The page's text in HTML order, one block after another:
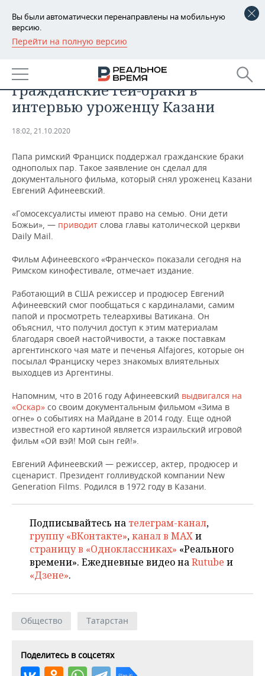
Вы были автоматически перенаправлены на мобильную
версию.
Перейти на полную версию
РЕГИОНЫ
БАШКОРТОСТАН
ТАТАРСТАН
НОВОСТИ
АНАЛИТИКА
ДЕКЛАРАЦИИ О ДОХОДАХ
КОРОЛИ ГОСЗАКАЗА ПФО
КОМУ ПРИНАДЛЕЖАТ
ТОРГОВЫЕ ЦЕНТРЫ
НОВОСТИ ЭКОНОМИКИ
ФИНАНСЫ
БЮДЖЕТ
ИНВЕСТИЦИИ
ПРОМЫШЛЕННОСТЬ
НОВОСТИ
ПРОМЫШЛЕННОСТИ
АГРОПРОМ
МАШИНОСТРОЕНИЕ
НЕФТЕХИМИЯ
НЕФТЬ
ОПК
ЭНЕРГЕТИКА
НЕДВИЖИМОСТЬ
НОВОСТИ АВТО
БИЗНЕС
НОВОСТИ БИЗНЕСА
РОЗНИЧНАЯ ТОРГОВЛЯ
ТРАНСПОРТ
УСЛУГИ
ТЕХНОЛОГИИ
НОВОСТИ ТЕХНОЛОГИЙ
IT
МЕДИА
ТЕЛЕКОММУНИКАЦИИ
МЕРОПРИЯТИЯ
НОВОСТИ МЕРОПРИЯТИЙ
ВЫЕЗДНАЯ РЕДАКЦИЯ
БИЗНЕС-БРАНЧИ
ONLINE-КОНФЕРЕНЦИИ
ОТКРЫТАЯ ЛЕКЦИЯ
СПОРТ
НОВОСТИ СПОРТА
ФУТБОЛ
ХОККЕЙ
БАСКЕТБОЛ
КИБЕРСПОРТ
ФИГУРНОЕ КАТАНИЕ
ВОДНЫЕ ВИДЫ СПОРТА
ХОККЕЙ С МЯЧОМ
ОБЩЕСТВО
НОВОСТИ ОБЩЕСТВА
ВЛАСТЬ
ИНФРАСТРУКТУРА
КУЛЬТУРА
МЕДИЦИНА
ОБРАЗОВАНИЕ
ПРОИСШЕСТВИЯ
ФОТОГАЛЕРЕЯ
СЮЖЕТЫ
СПРАВОЧНИК
СПИСОК КОМПАНИЙ
Папа римский поддержал
гражданские гей-браки в
интервью уроженцу Казани
18:02, 21.10.2020
Папа римский Франциск поддержал гражданские браки
однополых пар. Такое заявление он сделал для
документального фильма, который снял уроженец Казани
Евгений Афинеевский.
«Гомосексуалисты имеют право на семью. Они дети
Божьи», — приводит слова главы католической церкви
Daily Mail.
Фильм Афинеевского «Франческо» показали сегодня на
Римском кинофестивале, отмечает издание.
Работающий в США режиссер и продюсер Евгений
Афинеевский смог пообщаться с кардиналами, самим
папой и просмотреть телеархивы Ватикана. Он
объяснил, что получил доступ к этим материалам
благодаря своей настойчивости, а также поставкам
аргентинского чая мате и печенья Alfajores, которые он
посылал Франциску через знакомых влиятельных
выходцев из Аргентины.
Напомним, что в 2016 году Афинеевский выдвигался на
«Оскар» со своим документальным фильмом «Зима в
огне» о событиях на Майдане в 2014 году. Еще одной
известной его картиной является израильский игровой
фильм «Ой вэй! Мой сын гей!».
Евгений Афинеевский — режиссер, актер, продюсер и
сценарист. Президент голливудской компании New
Generation Films. Родился в 1972 году в Казани.
Подписывайтесь на телеграм-канал,
группу «ВКонтакте»,канал в MAXи
страницу в «Одноклассниках» «Реального
времени». Ежедневные видео наRutube и
«Дзене».
Общество Татарстан
Поделитесь в соцсетях